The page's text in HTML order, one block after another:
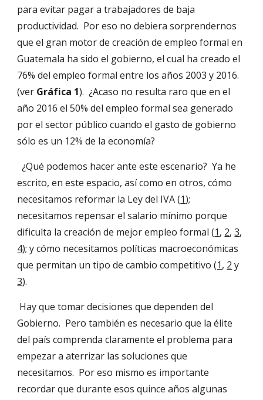
para evitar pagar a trabajadores de baja
productividad.  Por eso no debiera sorprendernos
que el gran motor de creación de empleo formal en
Guatemala ha sido el gobierno, el cual ha creado el
76% del empleo formal entre los años 2003 y 2016.
(ver Gráfica 1).  ¿Acaso no resulta raro que en el
año 2016 el 50% del empleo formal sea generado
por el sector público cuando el gasto de gobierno
sólo es un 12% de la economía?
  ¿Qué podemos hacer ante este escenario?  Ya he
escrito, en este espacio, así como en otros, cómo
necesitamos reformar la Ley del IVA (1);
necesitamos repensar el salario mínimo porque
dificulta la creación de mejor empleo formal (1, 2, 3
4); y cómo necesitamos políticas macroeconómicas
que permitan un tipo de cambio competitivo (1, 2
3).
Gobierno.  Pero también es necesario que la élite
del país comprenda claramente el problema para
empezar a aterrizar las soluciones que
necesitamos.  Por eso mismo es importante
recordar que durante esos quince años algunas